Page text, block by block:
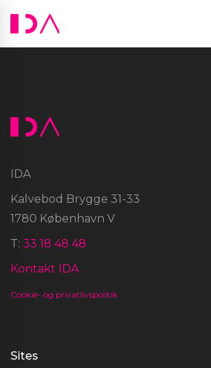
IDA
Kalvebod Brygge 31-33
1780 København V
T: 33 18 48 48
Kontakt IDA
Cookie- og privatlivspolitik
Sites